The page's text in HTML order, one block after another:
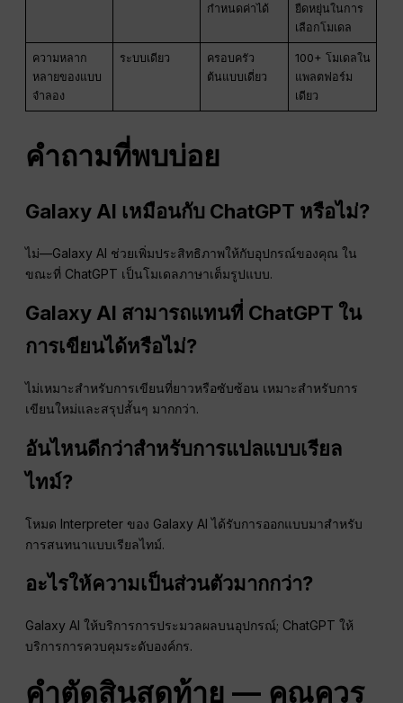
กำหนดค่าได้
ยืดหยุ่นในการ
เลือกโมเดล
ความหลาก
หลายของแบบ
จำลอง
ระบบเดียว
ครอบครัว
ต้นแบบเดี่ยว
100+ โมเดลใน
แพลตฟอร์ม
เดียว
คำถามที่พบบ่อย
Galaxy AI เหมือนกับ ChatGPT หรือไม่?
ไม่—Galaxy AI ช่วยเพิ่มประสิทธิภาพให้กับอุปกรณ์ของคุณ ใน
ขณะที่ ChatGPT เป็นโมเดลภาษาเต็มรูปแบบ.
Galaxy AI สามารถแทนที่ ChatGPT ใน
การเขียนได้หรือไม่?
ไม่เหมาะสำหรับการเขียนที่ยาวหรือซับซ้อน เหมาะสำหรับการ
เขียนใหม่และสรุปสั้นๆ มากกว่า.
อันไหนดีกว่าสำหรับการแปลแบบเรียล
ไทม์?
โหมด Interpreter ของ Galaxy AI ได้รับการออกแบบมาสำหรับ
การสนทนาแบบเรียลไทม์.
อะไรให้ความเป็นส่วนตัวมากกว่า?
Galaxy AI ให้บริการการประมวลผลบนอุปกรณ์; ChatGPT ให้
บริการการควบคุมระดับองค์กร.
คำตัดสินสุดท้าย — คุณควร